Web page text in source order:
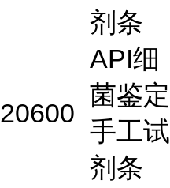
剂条
20600
API细
菌鉴定
手工试
剂条